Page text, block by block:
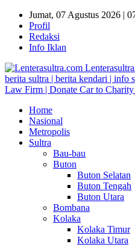
Jumat, 07 Agustus 2026 |
Profil
Redaksi
Info Iklan
berita sultra | berita kendari | info
Law Firm | Donate Car to
Home
Nasional
Metropolis
Sultra
Bau-bau
Buton
Buton Selatan
Buton Tengah
Buton Utara
Bombana
Kolaka
Kolaka Timur
Kolaka Utara